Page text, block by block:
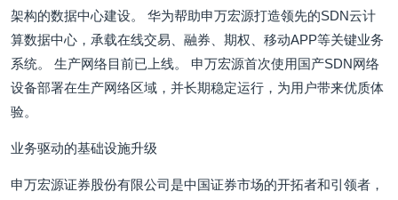
架构的数据中心建设。 华为帮助申万宏源打造领先的SDN云计
算数据中心，承载在线交易、融券、期权、移动APP等关键业务
系统。 生产网络目前已上线。 申万宏源首次使用国产SDN网络
设备部署在生产网络区域，并长期稳定运行，为用户带来优质体
验。
业务驱动的基础设施升级
申万宏源证券股份有限公司是中国证券市场的开拓者和引领者，